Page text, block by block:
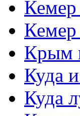
Кемер
Кемер
Крым
Куда
Куда